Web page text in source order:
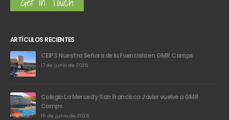
ARTÍCULOS RECIENTES
CEIPS Nuestra Señora de la Fuencisla en GMR Camps
17 de junio de 2026
Colegio La Merced y San Francisco Javier vuelve a GMR
Camps
16 de junio de 2026